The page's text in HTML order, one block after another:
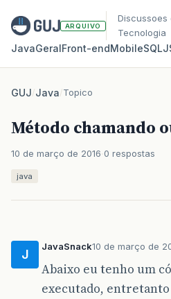
ARQUIVO
Discussoes
Tecnologia
JavaGeralFront‑endMobileSQL
GUJ/Java/Topico
Método chamando
10 de março de 2016 0 respostas
java
J
JavaSnack10 de março de
Abaixo eu tenho um
executado, entretanto